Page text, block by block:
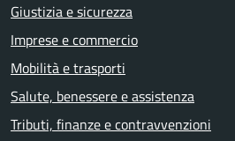
Giustizia e sicurezza
Imprese e commercio
Mobilità e trasporti
Salute, benessere e assistenza
Tributi, finanze e contravvenzioni